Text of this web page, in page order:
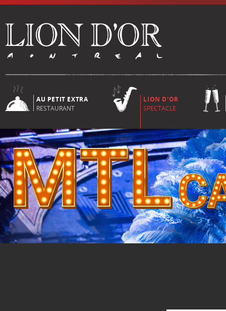
AU PETIT EXTRA
RESTAURANT
LION D'OR
SPECTACLE